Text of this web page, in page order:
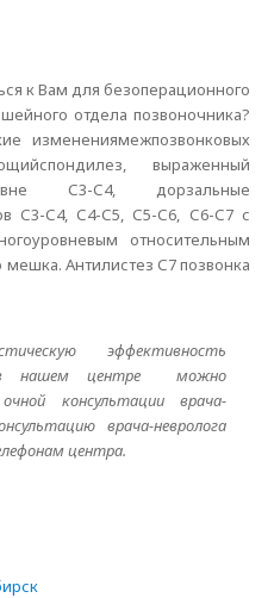
к Вам для безоперационного
отдела позвоночника?
изменениямежпозвонковых
выраженный
С3-С4, дорзальные
С3-С4, С4-С5, С5-С6, С6-С7 с
относительным
Антилистез С7 позвонка
эффективность
в нашем центре можно
консультации врача-
врача-невролога
центра.